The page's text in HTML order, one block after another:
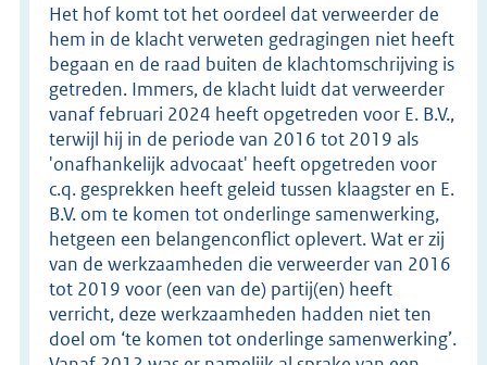
Het hof komt tot het oordeel dat verweerder de
hem in de klacht verweten gedragingen niet heeft
begaan en de raad buiten de klachtomschrijving is
getreden. Immers, de klacht luidt dat verweerder
vanaf februari 2024 heeft opgetreden voor E. B.V.,
terwijl hij in de periode van 2016 tot 2019 als
'onafhankelijk advocaat' heeft opgetreden voor
c.q. gesprekken heeft geleid tussen klaagster en E.
B.V. om te komen tot onderlinge samenwerking,
hetgeen een belangenconflict oplevert. Wat er zij
van de werkzaamheden die verweerder van 2016
tot 2019 voor (een van de) partij(en) heeft
verricht, deze werkzaamheden hadden niet ten
doel om ‘te komen tot onderlinge samenwerking’.